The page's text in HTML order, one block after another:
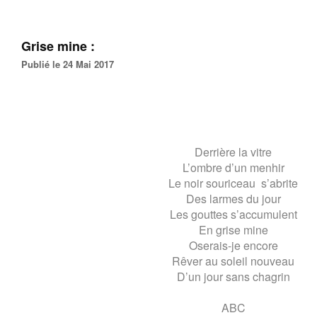
Grise mine :
Publié le 24 Mai 2017
Derrière la vitre
L’ombre d’un menhir
Le noir souriceau s’abrite
Des larmes du jour
Les gouttes s’accumulent
En grise mine
Oserais-je encore
Rêver au soleil nouveau
D’un jour sans chagrin
ABC